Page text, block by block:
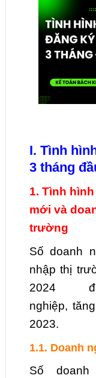
I. Tình
3 tháng
1. Tình
mới và
trường
Số doanh
nhập thị
2024
nghiệp, tăng
2023.
1.1. Doanh
Số